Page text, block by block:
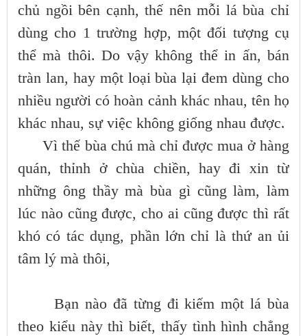
chủ ngồi bên cạnh, thế nên mỗi lá bùa chỉ
dùng cho 1 trường hợp, một đối tượng cụ
thể mà thôi. Do vậy không thể in ấn, bán
tràn lan, hay một loại bùa lại đem dùng cho
nhiều người có hoàn cảnh khác nhau, tên họ
khác nhau, sự việc không giống nhau được.
Vì thế bùa chú mà chỉ được mua ở hàng
quán, thỉnh ở chùa chiền, hay đi xin từ
những ông thầy mà bùa gì cũng làm, làm
lúc nào cũng được, cho ai cũng được thì rất
khó có tác dụng, phần lớn chỉ là thứ an ủi
tâm lý mà thôi,
Bạn nào đã từng đi kiếm một lá bùa
theo kiểu này thì biết, thấy tình hình chẳng